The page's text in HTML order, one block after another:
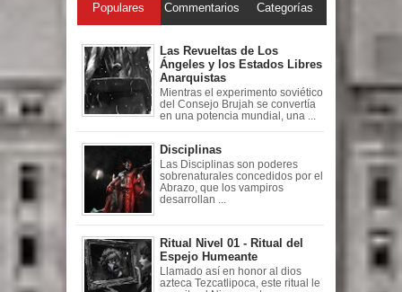
Populares Commentarios Categorías
Las Revueltas de Los
Ángeles y los Estados Libres
Anarquistas
Mientras el experimento soviético
del Consejo Brujah se convertía
en una potencia mundial, una ...
Disciplinas
Las Disciplinas son poderes
sobrenaturales concedidos por el
Abrazo, que los vampiros
desarrollan ...
Ritual Nivel 01 - Ritual del
Espejo Humeante
Llamado así en honor al dios
azteca Tezcatlipoca, este ritual le